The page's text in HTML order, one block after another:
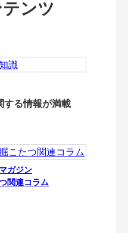
ンツ
する情報が満載
ガジン
関連コラム